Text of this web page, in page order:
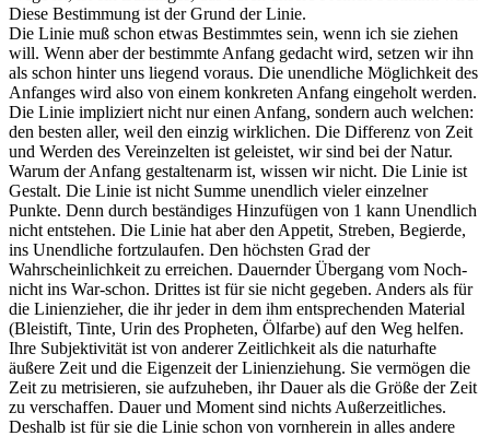
Diese Bestimmung ist der Grund der Linie.
Die Linie muß schon etwas Bestimmtes sein, wenn ich sie ziehen
will. Wenn aber der bestimmte Anfang gedacht wird, setzen wir ihn
als schon hinter uns liegend voraus. Die unendliche Möglichkeit des
Anfanges wird also von einem konkreten Anfang eingeholt werden.
Die Linie impliziert nicht nur einen Anfang, sondern auch welchen:
den besten aller, weil den einzig wirklichen. Die Differenz von Zeit
und Werden des Vereinzelten ist geleistet, wir sind bei der Natur.
Warum der Anfang gestaltenarm ist, wissen wir nicht. Die Linie ist
Gestalt. Die Linie ist nicht Summe unendlich vieler einzelner
Punkte. Denn durch beständiges Hinzufügen von 1 kann Unendlich
nicht entstehen. Die Linie hat aber den Appetit, Streben, Begierde,
ins Unendliche fortzulaufen. Den höchsten Grad der
Wahrscheinlichkeit zu erreichen. Dauernder Übergang vom Noch-
nicht ins War-schon. Drittes ist für sie nicht gegeben. Anders als für
die Linienzieher, die ihr jeder in dem ihm entsprechenden Material
(Bleistift, Tinte, Urin des Propheten, Ölfarbe) auf den Weg helfen.
Ihre Subjektivität ist von anderer Zeitlichkeit als die naturhafte
äußere Zeit und die Eigenzeit der Linienziehung. Sie vermögen die
Zeit zu metrisieren, sie aufzuheben, ihr Dauer als die Größe der Zeit
zu verschaffen. Dauer und Moment sind nichts Außerzeitliches.
Deshalb ist für sie die Linie schon von vornherein in alles andere